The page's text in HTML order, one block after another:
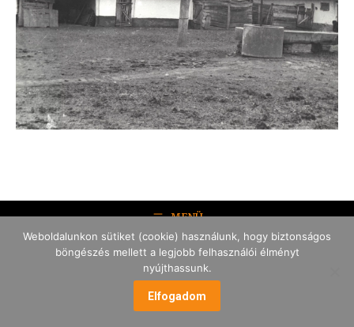
MENÜ
Weboldalunkon sütiket (cookie) használunk, hogy biztonságos
böngészés mellett a legjobb felhasználói élményt
nyújthassunk.
Elfogadom